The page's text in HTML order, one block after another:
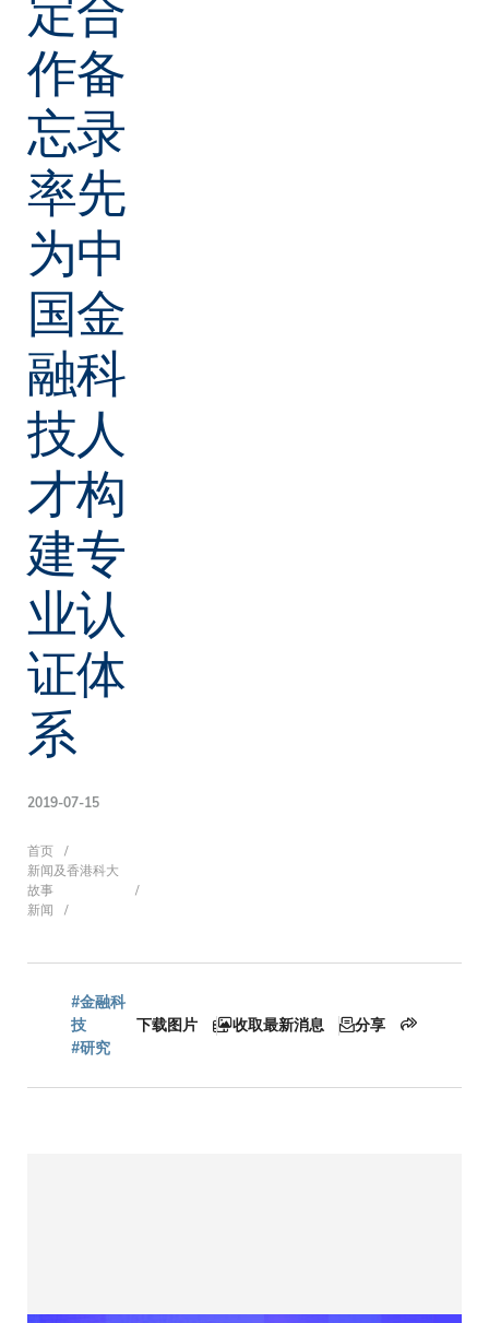
作备
忘录
率先
为中
国金
融科
技人
才构
建专
业认
证体
系
2019-07-15
面
包
屑
首页
新闻及香港科大
故事
新闻
#金融科
技
#研究
下载图片 收取最新消息 分享